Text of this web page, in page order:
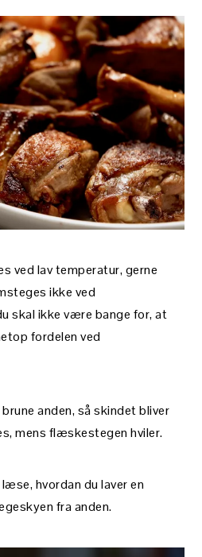
ved lav temperatur, gerne
ikke ved
skal ikke være bange for, at
fordelen ved
anden, så skindet bliver
mens flæskestegen hviler.
hvordan du laver en
fra anden.